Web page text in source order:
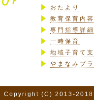
おたより
教育保育内
専門指導詳細
一時保育
地域子育て
やまなみプ
Copyright (C) 2013-